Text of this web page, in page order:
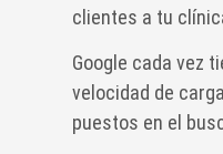
clientes a tu
Google cada vez
velocidad de
puestos en el